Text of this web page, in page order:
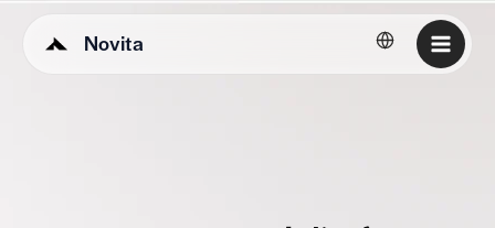
Novita 简体中文